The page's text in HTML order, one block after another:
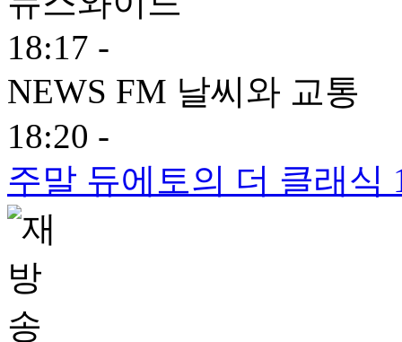
18:17 -
NEWS FM 날씨와 교통
18:20 -
주말 듀에토의 더 클래식